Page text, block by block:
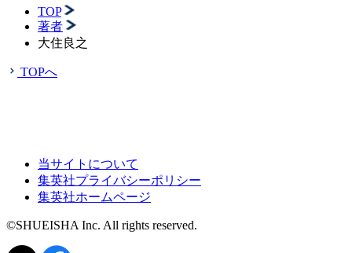
TOP
著者
大住良之
TOPへ
当サイトについて
集英社プライバシーポリシー
集英社ホームページ
©SHUEISHA Inc. All rights reserved.